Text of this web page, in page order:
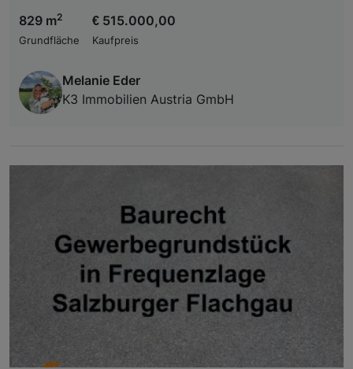
829 m2
Grundfläche
€ 515.000,00
Kaufpreis
Melanie Eder
K3 Immobilien Austria GmbH